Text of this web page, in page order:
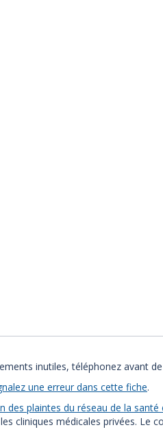
inutiles, téléphonez avant
une erreur dans cette fiche.
des plaintes du réseau de la
cliniques médicales privées. Le